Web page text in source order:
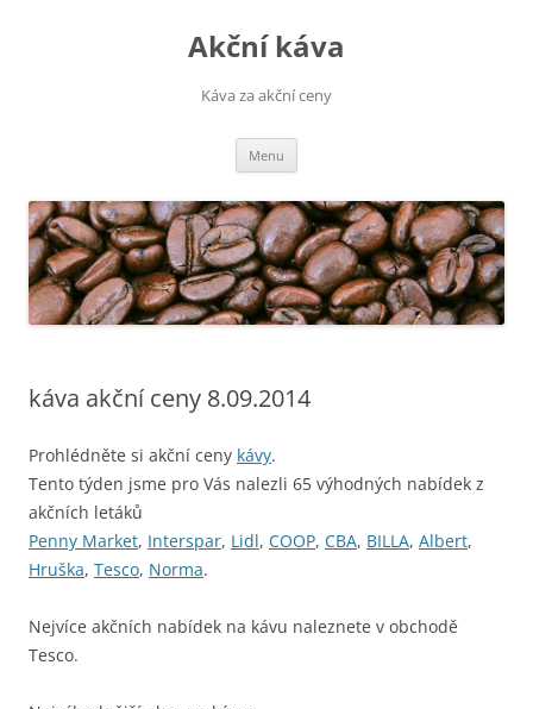
Akční káva
Káva za akční ceny
Menu
káva akční ceny 8.09.2014
Prohlédněte si akční ceny kávy.
Tento týden jsme pro Vás nalezli 65 výhodných nabídek z
akčních letáků
Penny Market, Interspar, Lidl, COOP, CBA, BILLA, Albert,
Hruška, Tesco, Norma.
Nejvíce akčních nabídek na kávu naleznete v obchodě
Tesco.